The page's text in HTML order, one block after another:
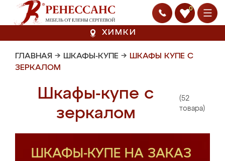
0
ХИМКИ
ГЛАВНАЯ → ШКАФЫ-КУПЕ → ШКАФЫ КУПЕ С
ЗЕРКАЛОМ
Шкафы-купе с
зеркалом
(52
товара)
ШКАФЫ-КУПЕ НА ЗАКАЗ